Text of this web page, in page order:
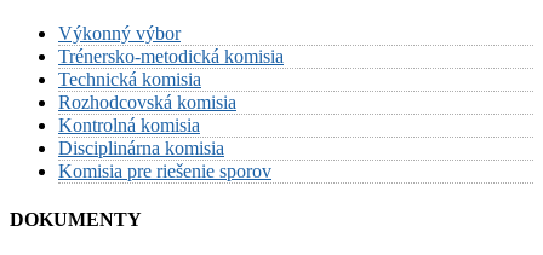
Výkonný výbor
Trénersko-metodická komisia
Technická komisia
Rozhodcovská komisia
Kontrolná komisia
Disciplinárna komisia
Komisia pre riešenie sporov
DOKUMENTY